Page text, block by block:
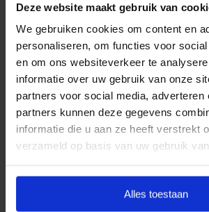
Deze website maakt gebruik van
We gebruiken cookies om content en
personaliseren, om functies voor
en om ons websiteverkeer te
informatie over uw gebruik van onze
partners voor social media, adverteren
partners kunnen deze gegevens
informatie die u aan ze heeft verstrekt
verzameld op basis van uw gebruik
Alles toestaan
en de daarbij behorende (eerlijke)
op deze manier alleen voor
afnemen en wat past binnen uw
wenst, kunt u deze pakketten
Door met vaste uitvaartpakketten te
Goedkope Uitvaart24 u een goed
waardige crematie in Zwijndrecht
tarief garanderen.
ontvangen? Goedkope Uitvaart24 is